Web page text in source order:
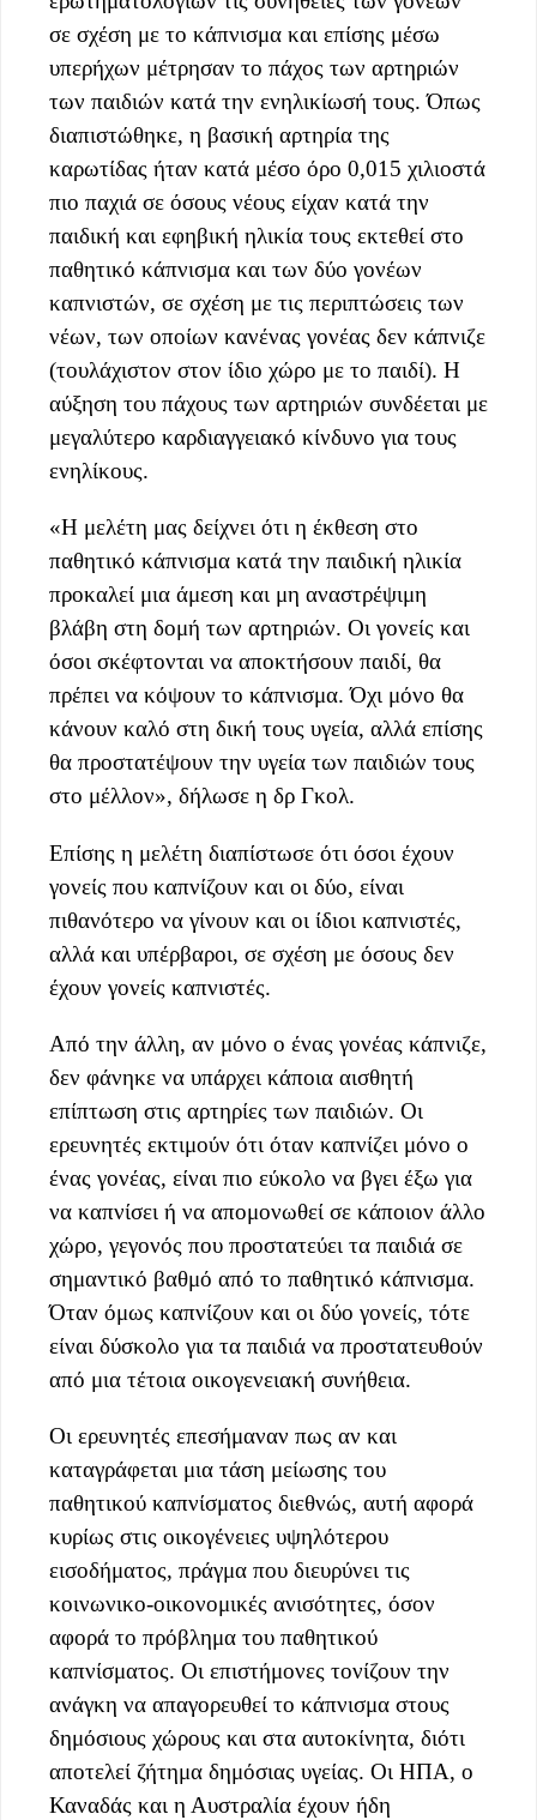
σε σχέση με το κάπνισμα και επίσης μέσω
υπερήχων μέτρησαν το πάχος των αρτηριών
των παιδιών κατά την ενηλικίωσή τους. Όπως
διαπιστώθηκε, η βασική αρτηρία της
καρωτίδας ήταν κατά μέσο όρο 0,015 χιλιοστά
πιο παχιά σε όσους νέους είχαν κατά την
παιδική και εφηβική ηλικία τους εκτεθεί στο
παθητικό κάπνισμα και των δύο γονέων
καπνιστών, σε σχέση με τις περιπτώσεις των
νέων, των οποίων κανένας γονέας δεν κάπνιζε
(τουλάχιστον στον ίδιο χώρο με το παιδί). Η
αύξηση του πάχους των αρτηριών συνδέεται με
μεγαλύτερο καρδιαγγειακό κίνδυνο για τους
ενηλίκους.
«Η μελέτη μας δείχνει ότι η έκθεση στο
παθητικό κάπνισμα κατά την παιδική ηλικία
προκαλεί μια άμεση και μη αναστρέψιμη
βλάβη στη δομή των αρτηριών. Οι γονείς και
όσοι σκέφτονται να αποκτήσουν παιδί, θα
πρέπει να κόψουν το κάπνισμα. Όχι μόνο θα
κάνουν καλό στη δική τους υγεία, αλλά επίσης
θα προστατέψουν την υγεία των παιδιών τους
στο μέλλον», δήλωσε η δρ Γκολ.
Επίσης η μελέτη διαπίστωσε ότι όσοι έχουν
γονείς που καπνίζουν και οι δύο, είναι
πιθανότερο να γίνουν και οι ίδιοι καπνιστές,
αλλά και υπέρβαροι, σε σχέση με όσους δεν
έχουν γονείς καπνιστές.
Από την άλλη, αν μόνο ο ένας γονέας κάπνιζε,
δεν φάνηκε να υπάρχει κάποια αισθητή
επίπτωση στις αρτηρίες των παιδιών. Οι
ερευνητές εκτιμούν ότι όταν καπνίζει μόνο ο
ένας γονέας, είναι πιο εύκολο να βγει έξω για
να καπνίσει ή να απομονωθεί σε κάποιον άλλο
χώρο, γεγονός που προστατεύει τα παιδιά σε
σημαντικό βαθμό από το παθητικό κάπνισμα.
Όταν όμως καπνίζουν και οι δύο γονείς, τότε
είναι δύσκολο για τα παιδιά να προστατευθούν
από μια τέτοια οικογενειακή συνήθεια.
Οι ερευνητές επεσήμαναν πως αν και
καταγράφεται μια τάση μείωσης του
παθητικού καπνίσματος διεθνώς, αυτή αφορά
κυρίως στις οικογένειες υψηλότερου
εισοδήματος, πράγμα που διευρύνει τις
κοινωνικο-οικονομικές ανισότητες, όσον
αφορά το πρόβλημα του παθητικού
καπνίσματος. Οι επιστήμονες τονίζουν την
ανάγκη να απαγορευθεί το κάπνισμα στους
δημόσιους χώρους και στα αυτοκίνητα, διότι
αποτελεί ζήτημα δημόσιας υγείας. Οι ΗΠΑ, ο
Καναδάς και η Αυστραλία έχουν ήδη